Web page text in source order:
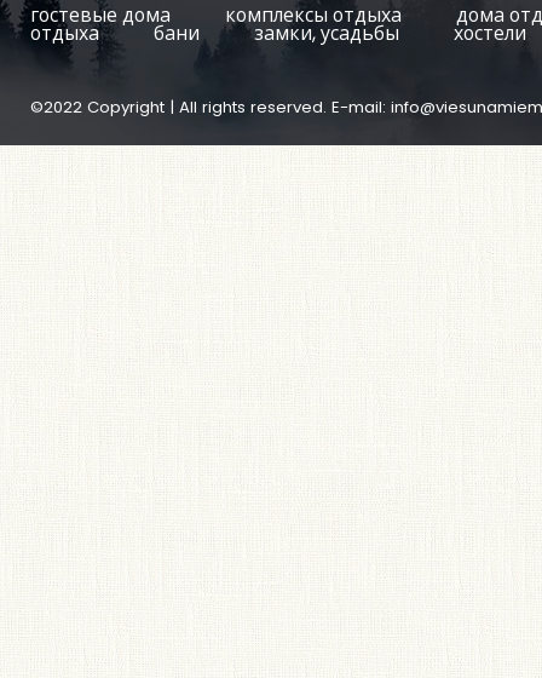
гостевые дома комплексы отдыха дома
отдыха бани замки, усадьбы хостели
©2022 Copyright | All rights reserved. E-mail: